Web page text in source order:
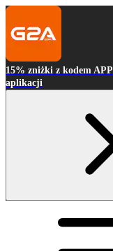
15% zniżki z kodem
aplikacji